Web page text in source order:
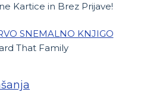
Kartice in Brez Prijave!
SNEMALNO KNJIGO